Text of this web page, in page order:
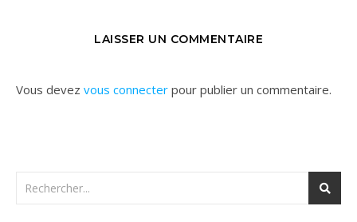
LAISSER UN COMMENTAIRE
Vous devez vous connecter pour publier un commentaire.